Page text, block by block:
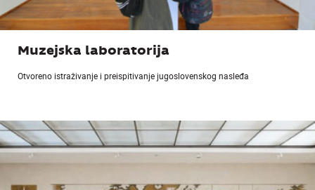
Muzejska laboratorija
Otvoreno istraživanje i preispitivanje jugoslovenskog nasleđa